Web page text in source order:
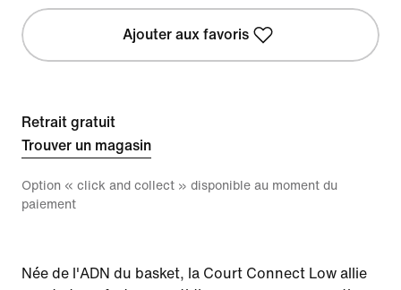
Ajouter aux favoris
Retrait gratuit
Trouver un magasin
Option « click and collect » disponible au moment du
paiement
Née de l'ADN du basket, la Court Connect Low allie